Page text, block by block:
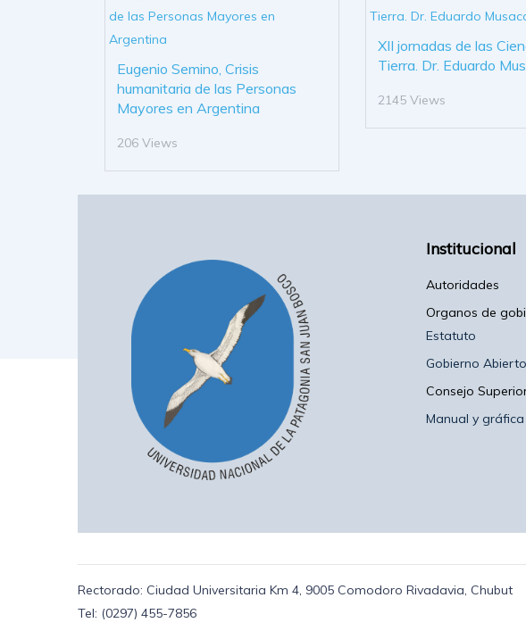
Eugenio Semino, Crisis
humanitaria de las Personas
Mayores en Argentina
206 Views
XII jornadas de las
Tierra. Dr. Eduardo
2145 Views
Institucional
Autoridades
Organos de
Estatuto
Gobierno Abierto
Consejo
Manual y gráfica
Rectorado: Ciudad Universitaria Km 4, 9005 Comodoro Rivadavia, Chubut
Tel: (0297) 455-7856